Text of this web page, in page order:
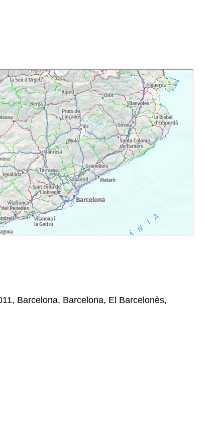
Barcelona, Barcelona, El Barcelonès,